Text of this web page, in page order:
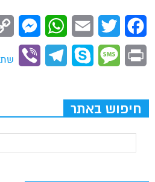
Facebook
Twitter
Email
WhatsApp
Print
Message
Skype
Telegram
חיפוש באתר